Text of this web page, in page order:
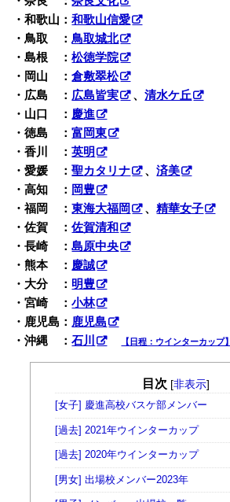
・和歌山：和歌山信愛
・鳥取 ：鳥取城北
・島根 ：松徳学院
・岡山 ：倉敷翠松
・広島 ： 広島皆実 、清水ケ丘
・山口 ： 慶進
・徳島 ：富岡東
・香川 ：英明
・愛媛 ：聖カタリナ 、済美
・高知 ： 岡豊
・福岡 ：東海大福岡 、精華女子
・佐賀 ：佐賀清和
・長崎 ：島原中央
・熊本 ： 慶誠
・大分 ： 明豊
・宮崎 ：小林
・鹿児島： 鹿児島
・沖縄 ：石川 【日程：ウインターカップ】
目次 [非表示]
[女子] 慶進高校バスケ部メンバー
[過去] 2021年ウインターカップ
[過去] 2020年ウインターカップ
[男女] 出場校メンバー2023年